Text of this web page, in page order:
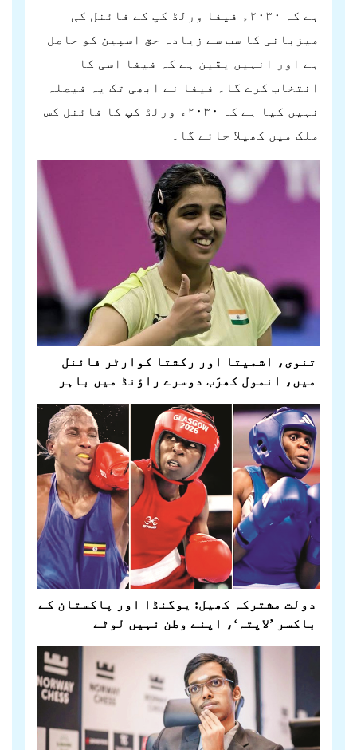
تنوی، اشمیتا اور رکشتا کوارٹر فائنل
میں، انمول کھرَب دوسرے راؤنڈ میں باہر
دولت مشترکہ کھیل: یوگنڈا اور پاکستان کے
باکسر ’لاپتہ‘، اپنے وطن نہیں لوٹے
ہے کہ ۲۰۳۰ء فیفا ورلڈ کپ کے فائنل کی
میزبانی کا سب سے زیادہ حق اسپین کو حاصل
ہے اور انہیں یقین ہے کہ فیفا اسی کا
انتخاب کرے گا۔ فیفا نے ابھی تک یہ فیصلہ
نہیں کیا ہے کہ ۲۰۳۰ء ورلڈ کپ کا فائنل کس
ملک میں کھیلا جائے گا۔